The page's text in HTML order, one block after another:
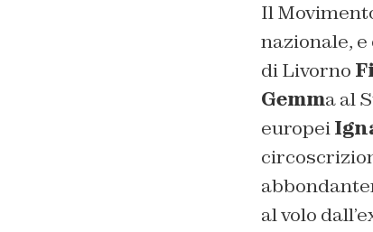
Il
nazionale,
di Livorno
Gemma al
europei
al volo